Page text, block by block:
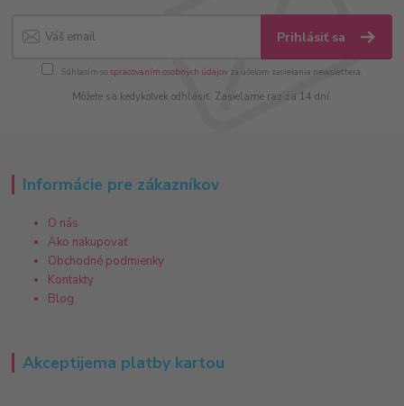
Prihlásiť sa
Súhlasím sospracovaním osobných údajov za účelom zasielania newslettera.
Môžete sa kedykoľvek odhlásiť. Zasielame raz za 14 dní.
Informácie pre zákazníkov
O nás
Ako nakupovať
Obchodné podmienky
Kontakty
Blog
Akceptijema platby kartou